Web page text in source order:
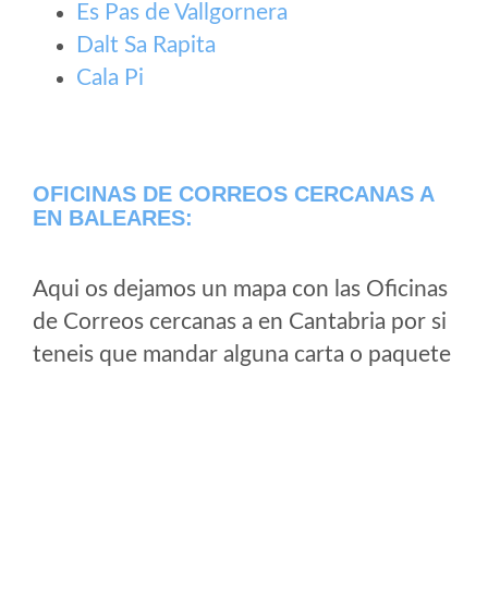
Es Pas de Vallgornera
Dalt Sa Rapita
Cala Pi
OFICINAS DE CORREOS CERCANAS A
EN BALEARES:
Aqui os dejamos un mapa con las Oficinas
de Correos cercanas a en Cantabria por si
teneis que mandar alguna carta o paquete